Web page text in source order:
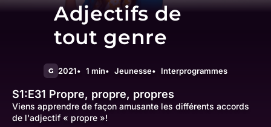
Adjectifs de
tout genre
G 2021 1 min Jeunesse Interprogrammes
S1:E31 Propre, propre, propres
Viens apprendre de façon amusante les différents accords
de l'adjectif « propre »!